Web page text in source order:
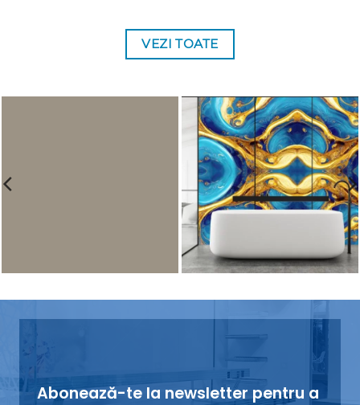
VEZI TOATE
Abonează-te la newsletter pentru a